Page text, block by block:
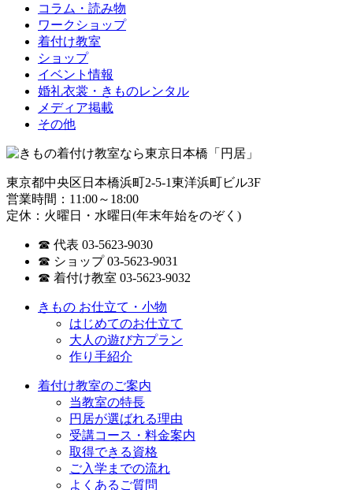
コラム・読み物
ワークショップ
着付け教室
ショップ
イベント情報
婚礼衣裳・きものレンタル
メディア掲載
その他
東京都中央区日本橋浜町2-5-1東洋浜町ビル3F
営業時間：11:00～18:00
定休：火曜日・水曜日(年末年始をのぞく)
☎ 代表 03-5623-9030
☎ ショップ 03-5623-9031
☎ 着付け教室 03-5623-9032
きもの お仕立て・小物
はじめてのお仕立て
大人の遊び方プラン
作り手紹介
着付け教室のご案内
当教室の特長
円居が選ばれる理由
受講コース・料金案内
取得できる資格
ご入学までの流れ
よくあるご質問